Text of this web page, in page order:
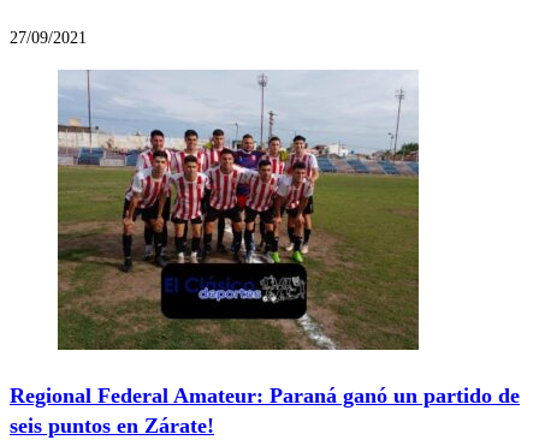
27/09/2021
Regional Federal Amateur: Paraná ganó un partido de
seis puntos en Zárate!